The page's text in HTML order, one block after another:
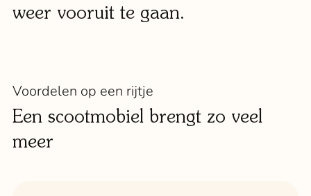
weer vooruit te gaan.
Voordelen op een rijtje
Een scootmobiel brengt zo veel
meer